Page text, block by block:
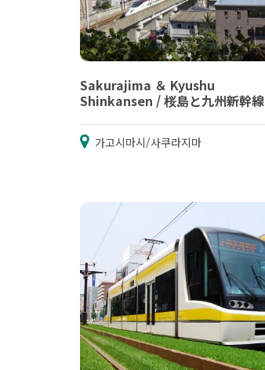
Sakurajima ＆ Kyushu
Shinkansen / 桜島と九州新幹線
가고시마시/사쿠라지마